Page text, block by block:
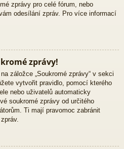
zprávy pro celé fórum, nebo
odesílání zpráv. Pro více informací
zprávy!
záložce „Soukromé zprávy“ v sekci
vytvořit pravidlo, pomocí kterého
nebo uživatelů automaticky
soukromé zprávy od určitého
Ti mají pravomoc zabránit